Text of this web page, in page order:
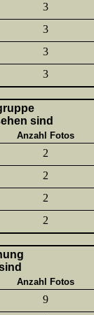
3
3
3
3
sind
Anzahl Fotos
2
2
2
2
Anzahl Fotos
9